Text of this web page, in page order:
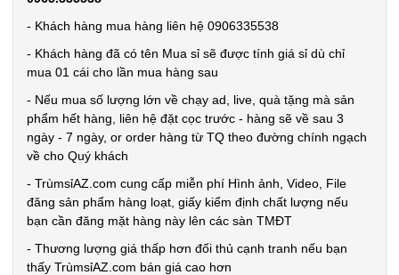
- Khách hàng mua hàng liên hệ 0906335538
- Khách hàng đã có tên Mua sỉ sẽ được tính giá sỉ dù chỉ
mua 01 cái cho lần mua hàng sau
- Nếu mua số lượng lớn về chạy ad, live, quà tặng mà sản
phẩm hết hàng, liên hệ đặt cọc trước - hàng sẽ về sau 3
ngày - 7 ngày, or order hàng từ TQ theo đường chính ngạch
về cho Quý khách
- TrùmsỉAZ.com cung cấp miễn phí Hình ảnh, Video, File
đăng sản phẩm hàng loạt, giấy kiểm định chất lượng nếu
bạn cần đăng mặt hàng này lên các sàn TMĐT
- Thương lượng giá thấp hơn đối thủ cạnh tranh nếu bạn
thấy TrùmsỉAZ.com bán giá cao hơn
TÌNH